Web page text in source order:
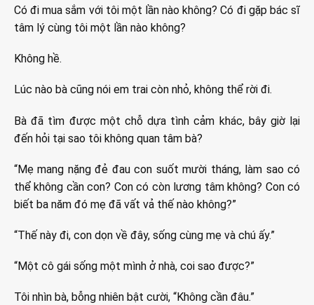
Có đi mua sắm với tôi một lần nào không? Có đi gặp bác sĩ
tâm lý cùng tôi một lần nào không?
Không hề.
Lúc nào bà cũng nói em trai còn nhỏ, không thể rời đi.
Bà đã tìm được một chỗ dựa tình cảm khác, bây giờ lại
đến hỏi tại sao tôi không quan tâm bà?
“Mẹ mang nặng đẻ đau con suốt mười tháng, làm sao có
thể không cần con? Con có còn lương tâm không? Con có
biết ba năm đó mẹ đã vất vả thế nào không?”
“Thế này đi, con dọn về đây, sống cùng mẹ và chú ấy.”
“Một cô gái sống một mình ở nhà, coi sao được?”
Tôi nhìn bà, bỗng nhiên bật cười, “Không cần đâu.”